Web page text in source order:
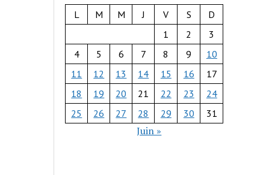
L M M J V S
D
1
2
3
4
5 6 7 8 9
10
11
12 13 14 15 16
17
18
19 20 21 22 23
24
25
26 27 28 29 30 31
Juin »